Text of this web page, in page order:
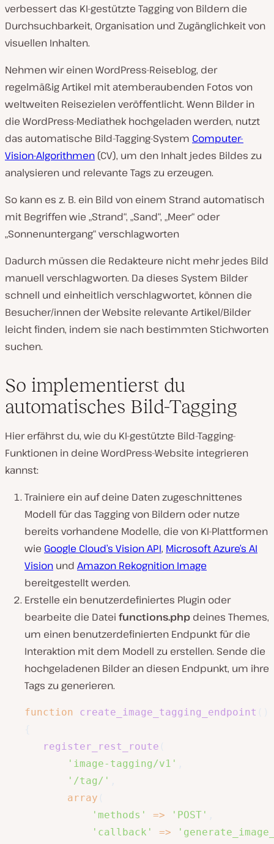
verbessert das KI-gestützte Tagging von Bildern die
Durchsuchbarkeit, Organisation und Zugänglichkeit von
visuellen Inhalten.
Nehmen wir einen WordPress-Reiseblog, der
regelmäßig Artikel mit atemberaubenden Fotos von
weltweiten Reisezielen veröffentlicht. Wenn Bilder in
die WordPress-Mediathek hochgeladen werden, nutzt
das automatische Bild-Tagging-System Computer-
Vision-Algorithmen (CV), um den Inhalt jedes Bildes zu
analysieren und relevante Tags zu erzeugen.
So kann es z. B. ein Bild von einem Strand automatisch
mit Begriffen wie „Strand“, „Sand“, „Meer“ oder
„Sonnenuntergang“ verschlagworten
Dadurch müssen die Redakteure nicht mehr jedes Bild
manuell verschlagworten. Da dieses System Bilder
schnell und einheitlich verschlagwortet, können die
Besucher/innen der Website relevante Artikel/Bilder
leicht finden, indem sie nach bestimmten Stichworten
suchen.
So implementierst du
automatisches Bild-Tagging
Hier erfährst du, wie du KI-gestützte Bild-Tagging-
Funktionen in deine WordPress-Website integrieren
kannst:
Trainiere ein auf deine Daten zugeschnittenes
Modell für das Tagging von Bildern oder nutze
bereits vorhandene Modelle, die von KI-Plattformen
wie Google Cloud’s Vision API, Microsoft Azure’s AI
Vision und Amazon Rekognition Image
bereitgestellt werden.
Erstelle ein benutzerdefiniertes Plugin oder
bearbeite die Datei functions.php deines Themes,
um einen benutzerdefinierten Endpunkt für die
Interaktion mit dem Modell zu erstellen. Sende die
hochgeladenen Bilder an diesen Endpunkt, um ihre
Tags zu generieren.
function create_image_tagging_endpoint
register_rest_route
'image-tagging/v1'
'/tag/'
array
'methods'
=> 'POST'
'callback'
=>